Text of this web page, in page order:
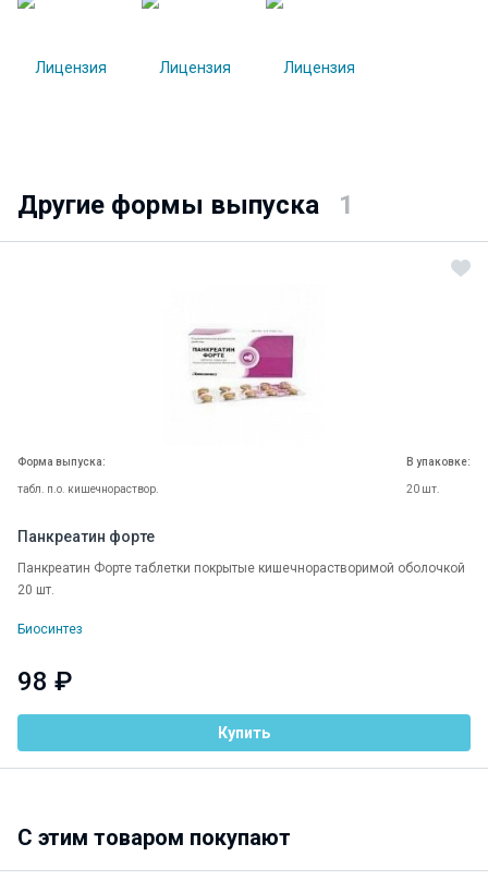
Другие формы выпуска 1
Форма выпуска:
табл. п.о. кишечнораствор.
В упаковке:
20 шт.
Панкреатин форте
Панкреатин Форте таблетки покрытые кишечнорастворимой оболочкой
20 шт.
Биосинтез
98 ₽
Купить
C этим товаром покупают